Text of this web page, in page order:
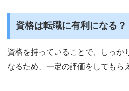
資格は転職に有利になる？
資格を持っていることで、しっか
なるため、一定の評価をしてもら